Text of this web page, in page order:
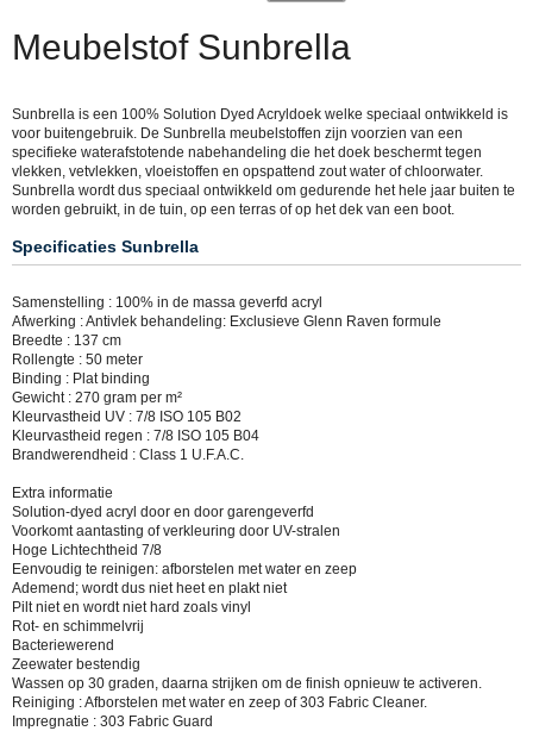
Meubelstof Sunbrella
Sunbrella is een 100% Solution Dyed Acryldoek welke speciaal ontwikkeld is
voor buitengebruik. De Sunbrella meubelstoffen zijn voorzien van een
specifieke waterafstotende nabehandeling die het doek beschermt tegen
vlekken, vetvlekken, vloeistoffen en opspattend zout water of chloorwater.
Sunbrella wordt dus speciaal ontwikkeld om gedurende het hele jaar buiten te
worden gebruikt, in de tuin, op een terras of op het dek van een boot.
Specificaties Sunbrella
Samenstelling : 100% in de massa geverfd acryl
Afwerking : Antivlek behandeling: Exclusieve Glenn Raven formule
Breedte : 137 cm
Rollengte : 50 meter
Binding : Plat binding
Gewicht : 270 gram per m²
Kleurvastheid UV : 7/8 ISO 105 B02
Kleurvastheid regen : 7/8 ISO 105 B04
Brandwerendheid : Class 1 U.F.A.C.
Extra informatie
Solution-dyed acryl door en door garengeverfd
Voorkomt aantasting of verkleuring door UV-stralen
Hoge Lichtechtheid 7/8
Eenvoudig te reinigen: afborstelen met water en zeep
Ademend; wordt dus niet heet en plakt niet
Pilt niet en wordt niet hard zoals vinyl
Rot- en schimmelvrij
Bacteriewerend
Zeewater bestendig
Wassen op 30 graden, daarna strijken om de finish opnieuw te activeren.
Reiniging : Afborstelen met water en zeep of 303 Fabric Cleaner.
Impregnatie : 303 Fabric Guard